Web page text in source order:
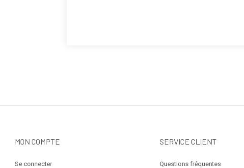
MON COMPTE
Se connecter
SERVICE CLIENT
Questions fréquentes